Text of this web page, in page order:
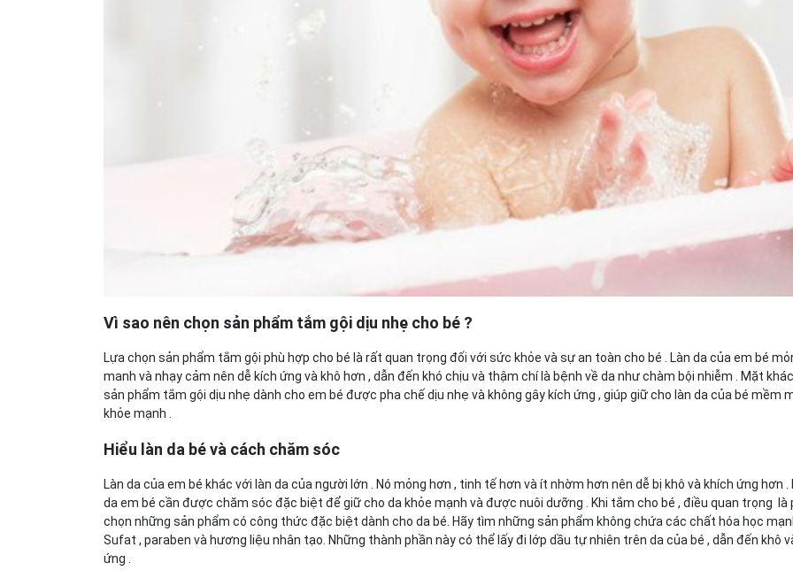
Vì sao nên chọn sản phẩm tắm gội dịu nhẹ cho bé ?
Lựa chọn sản phẩm tắm gội phù hợp cho bé là rất quan trọng đối với sức khỏe và sự an toàn cho bé . Làn da của em bé
manh và nhạy cảm nên dễ kích ứng và khô hơn , dẫn đến khó chịu và thậm chí là bệnh về da như chàm bội nhiễm . Mặt
sản phẩm tắm gội dịu nhẹ dành cho em bé được pha chế dịu nhẹ và không gây kích ứng , giúp giữ cho làn da của bé mềm
khỏe mạnh .
Hiểu làn da bé và cách chăm sóc
Làn da của em bé khác với làn da của người lớn . Nó mỏng hơn , tinh tế hơn và ít nhờm hơn nên dễ bị khô và khích ứng hơn .
da em bé cần được chăm sóc đặc biệt để giữ cho da khỏe mạnh và được nuôi dưỡng . Khi tắm cho bé , điều quan trọng là
chọn những sản phẩm có công thức đặc biệt dành cho da bé. Hãy tìm những sản phẩm không chứa các chất hóa học
Sufat , paraben và hương liệu nhân tạo. Những thành phần này có thể lấy đi lớp dầu tự nhiên trên da của bé , dẫn đến khô
ứng .